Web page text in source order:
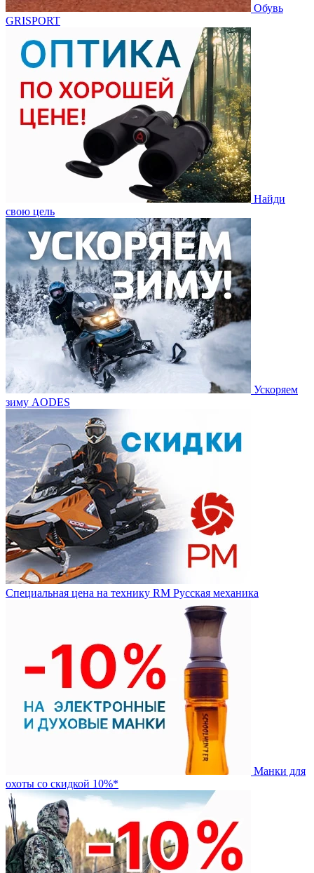
Обувь
GRISPORT
Найди
свою цель
Ускоряем
зиму AODES
Специальная цена на технику RM Русская механика
Манки для
охоты со скидкой 10%*